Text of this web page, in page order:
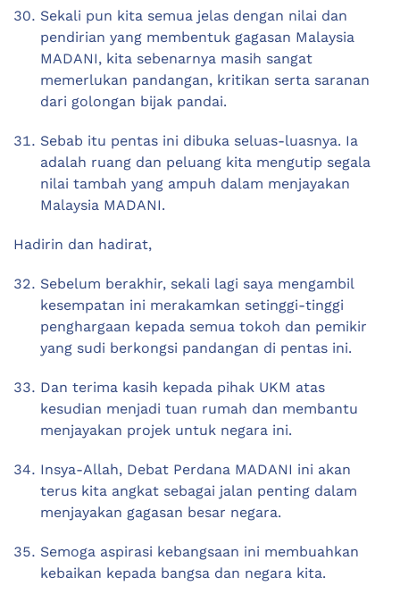
Sekali pun kita semua jelas dengan nilai dan
pendirian yang membentuk gagasan Malaysia
MADANI, kita sebenarnya masih sangat
memerlukan pandangan, kritikan serta saranan
dari golongan bijak pandai.
Sebab itu pentas ini dibuka seluas-luasnya. Ia
adalah ruang dan peluang kita mengutip segala
nilai tambah yang ampuh dalam menjayakan
Malaysia MADANI.
Hadirin dan hadirat,
Sebelum berakhir, sekali lagi saya mengambil
kesempatan ini merakamkan setinggi-tinggi
penghargaan kepada semua tokoh dan pemikir
yang sudi berkongsi pandangan di pentas ini.
Dan terima kasih kepada pihak UKM atas
kesudian menjadi tuan rumah dan membantu
menjayakan projek untuk negara ini.
Insya-Allah, Debat Perdana MADANI ini akan
terus kita angkat sebagai jalan penting dalam
menjayakan gagasan besar negara.
Semoga aspirasi kebangsaan ini membuahkan
kebaikan kepada bangsa dan negara kita.